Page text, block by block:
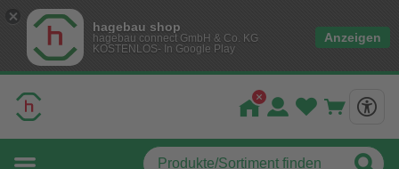
hagebau shop
hagebau connect GmbH & Co. KG
KOSTENLOS- In Google Play
Anzeigen